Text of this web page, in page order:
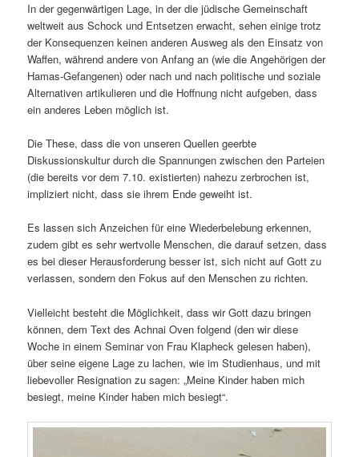
In der gegenwärtigen Lage, in der die jüdische Gemeinschaft
weltweit aus Schock und Entsetzen erwacht, sehen einige trotz
der Konsequenzen keinen anderen Ausweg als den Einsatz von
Waffen, während andere von Anfang an (wie die Angehörigen der
Hamas-Gefangenen) oder nach und nach politische und soziale
Alternativen artikulieren und die Hoffnung nicht aufgeben, dass
ein anderes Leben möglich ist.
Die These, dass die von unseren Quellen geerbte
Diskussionskultur durch die Spannungen zwischen den Parteien
(die bereits vor dem 7.10. existierten) nahezu zerbrochen ist,
impliziert nicht, dass sie ihrem Ende geweiht ist.
Es lassen sich Anzeichen für eine Wiederbelebung erkennen,
zudem gibt es sehr wertvolle Menschen, die darauf setzen, dass
es bei dieser Herausforderung besser ist, sich nicht auf Gott zu
verlassen, sondern den Fokus auf den Menschen zu richten.
Vielleicht besteht die Möglichkeit, dass wir Gott dazu bringen
können, dem Text des Achnai Oven folgend (den wir diese
Woche in einem Seminar von Frau Klapheck gelesen haben),
über seine eigene Lage zu lachen, wie im Studienhaus, und mit
liebevoller Resignation zu sagen: „Meine Kinder haben mich
besiegt, meine Kinder haben mich besiegt“.